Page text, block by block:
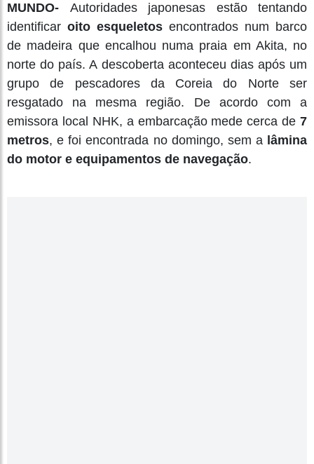
MUNDO- Autoridades japonesas estão tentando
identificar oito esqueletos encontrados num barco
de madeira que encalhou numa praia em Akita, no
norte do país. A descoberta aconteceu dias após um
grupo de pescadores da Coreia do Norte ser
resgatado na mesma região. De acordo com a
emissora local NHK, a embarcação mede cerca de 7
metros, e foi encontrada no domingo, sem a lâmina
do motor e equipamentos de navegação.